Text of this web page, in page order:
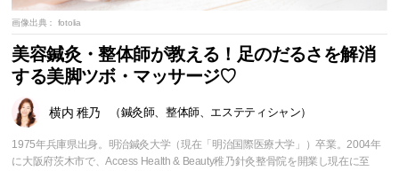
画像出典： fotolia
美容鍼灸・整体師が教える！足のだるさを解消
する美脚ツボ・マッサージ♡
横内 稚乃 （鍼灸師、整体師、エステティシャン）
1975年兵庫県出身。明治鍼灸大学（現在「明治国際医療大学」）卒業。2004年
に大阪府茨木市で、Access Health & Beauty稚乃針灸整骨院を開業し現在に至